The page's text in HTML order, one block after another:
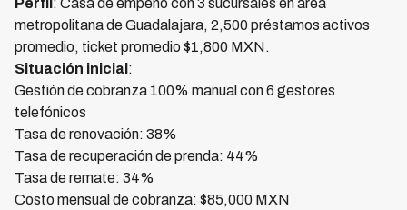
Perfil : Casa de empeño con 3 sucursales en área
metropolitana de Guadalajara, 2,500 préstamos activos
promedio, ticket promedio $1,800 MXN.
Situación inicial :
Gestión de cobranza 100% manual con 6 gestores
telefónicos
Tasa de renovación: 38%
Tasa de recuperación de prenda: 44%
Tasa de remate: 34%
Costo mensual de cobranza: $85,000 MXN